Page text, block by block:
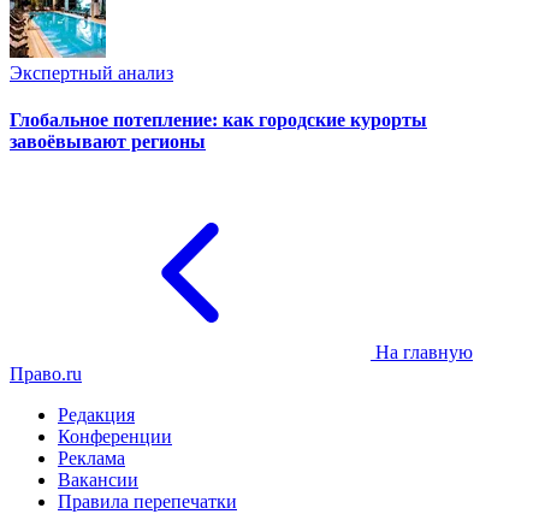
Экспертный анализ
Глобальное потепление: как городские курорты
завоёвывают регионы
На главную
Право.ru
Редакция
Конференции
Реклама
Вакансии
Правила перепечатки